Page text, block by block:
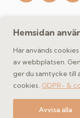
Hemsidan
Här används
av webbplatsen.
ger du samtycke till
cookies. GDPR- &
Avvisa alla
GDPR- & cookiepolicy